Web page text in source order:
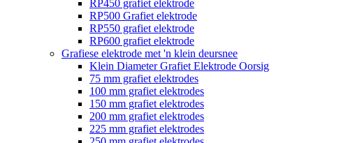
RP450 grafiet elektrode
RP500 Grafiet elektrode
RP550 grafiet elektrode
RP600 grafiet elektrode
Grafiese elektrode met 'n klein deursnee
Klein Diameter Grafiet Elektrode Oorsig
75 mm grafiet elektrodes
100 mm grafiet elektrodes
150 mm grafiet elektrodes
200 mm grafiet elektrodes
225 mm grafiet elektrodes